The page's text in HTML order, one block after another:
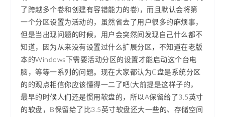
了跨越多个卷和创建有容错能力的卷)，而且默认会将第
一个分区设置为活动的，虽然省去了用户很多的麻烦事，
但是当出现问题的时候，用户会突然间发现自己什么都不
知道，因为从来没有设置过什么扩展分区，不知道在老版
本的Windows下需要活动分区的设置才能启动这个台电
脑，等等一系列的问题。现在大家都认为C盘是系统分区
的的观点相信你应该懂得一二了吧(大前提是这样子的，
最早的时候人们还是惯用软盘的，所以A保留给了3.5英寸
的软盘，B保留给了比3.5英寸软盘还大一些的、存储空间